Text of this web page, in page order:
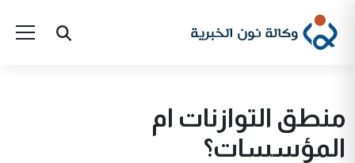
منطق التوازنات ام
المؤسسات؟